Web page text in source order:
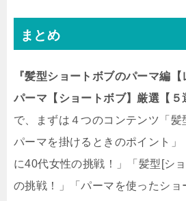
まとめ
『髪型ショートボブのパーマ編【
パーマ【ショートボブ】厳選【５
で、まずは４つのコンテンツ「
パーマを掛けるときのポイント」
に40代女性の挑戦！」「髪型[シ
の挑戦！」「パーマを使ったショ